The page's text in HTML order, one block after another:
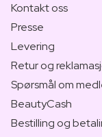
Kontakt oss
Presse
Levering
Retur og
Spørsmål om
BeautyCash
Bestilling og